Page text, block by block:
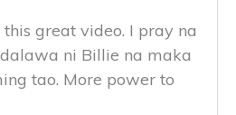
great video. I pray na
ni Billie na maka
tao. More power to